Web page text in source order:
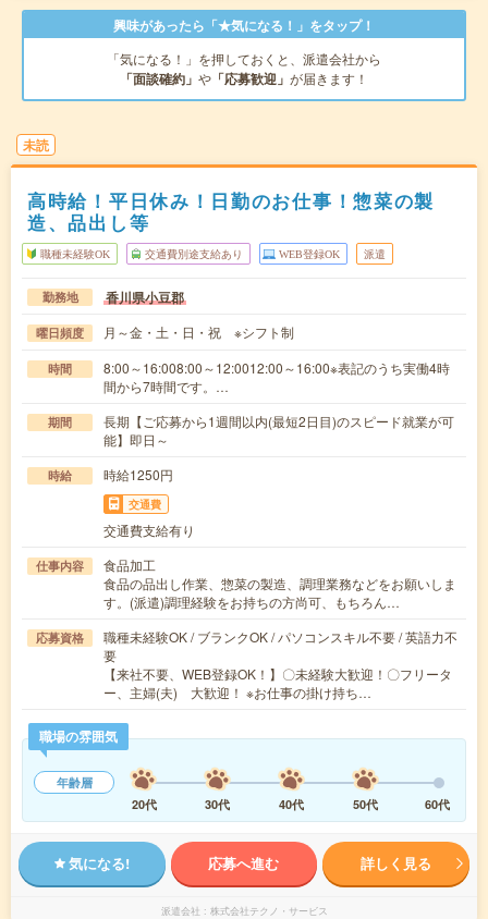
興味があったら「★気になる！」をタップ！
「気になる！」を押しておくと、派遣会社から
「面談確約」 や 「応募歓迎」 が届きます！
未読
高時給！平日休み！日勤のお仕事！惣菜の製
造、品出し等
職種未経験OK 交通費別途支給あり WEB登録OK 派遣
勤務地 香川県小豆郡
曜日頻度 月～金・土・日・祝 ※シフト制
時間
8:00～16:008:00～12:0012:00～16:00※表記のうち実働4時
間から7時間です。…
期間
長期【ご応募から1週間以内(最短2日目)のスピード就業が可
能】即日～
時給 時給1250円
交通費
交通費支給有り
仕事内容
食品加工
食品の品出し作業、惣菜の製造、調理業務などをお願いしま
す。(派遣)調理経験をお持ちの方尚可、もちろん…
応募資格
職種未経験OK / ブランクOK / パソコンスキル不要 / 英語力不
要
【来社不要、WEB登録OK！】〇未経験大歓迎！〇フリータ
ー、主婦(夫) 大歓迎！ ※お仕事の掛け持ち…
職場の雰囲気
年齢層
20代
30代 40代 50代 60代
気になる! 応募へ進む 詳しく見る
派遣会社 株式会社テクノ・サービス